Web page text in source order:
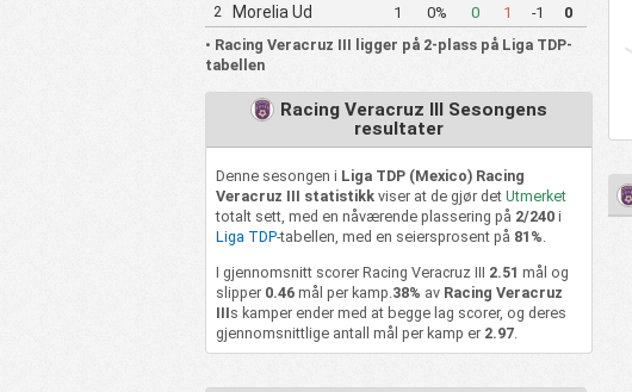
2
Morelia Ud
Michoacana
1 0% 0 1 -1
0
• Racing Veracruz III ligger på 2-plass på Liga TDP-
tabellen
Racing Veracruz III Sesongens
resultater
Denne sesongen i Liga TDP (Mexico) Racing
Veracruz III statistikkviser at de gjør det Utmerket
totalt sett, med en nåværende plassering på 2/240i
Liga TDP-tabellen, med en seiersprosent på 81%.
I gjennomsnitt scorer Racing Veracruz III 2.51 mål og
slipper 0.46mål per kamp. 38% av Racing Veracruz
IIIs kamper ender med at begge lag scorer, og deres
gjennomsnittlige antall mål per kamp er 2.97.